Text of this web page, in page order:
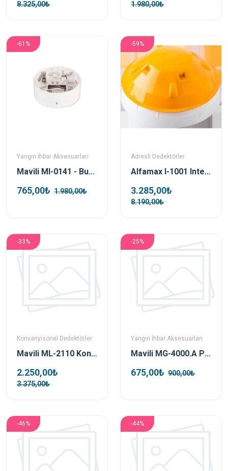
8.325,00₺ 1.980,00₺
-61%
Yangın İhbar Aksesuarları
Mavili Ml-0141 - Buzzerlı Dedektör Soketi
765,00₺ 1.980,00₺
-59%
Adresli Dedektörler
Alfamax I-1001 Intelligent Adresli Optik Duman Dedektörü
3.285,00₺
8.190,00₺
-33%
Konvanyisonel Dedektörler
Mavili ML-2110 Konvansiyonel Optik Duman Dedektörü
2.250,00₺
3.375,00₺
-25%
Yangın İhbar Aksesuarları
Mavili MG-4000.A Paralel İhbar Lambası
675,00₺ 900,00₺
-46% -44%